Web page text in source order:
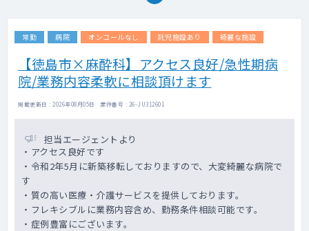
常勤 病院 オンコールなし 託児施設あり 綺麗な施設
【徳島市×麻酔科】アクセス良好/急性期病
院/業務内容柔軟に相談頂けます
掲載更新日 : 2026年08月05日 案件番号 : 26-JU312601
担当エージェントより
・アクセス良好です
・令和2年5月に新築移転しておりますので、大変綺麗な病院で
す
・質の高い医療・介護サービスを提供しております。
・フレキシブルに業務内容含め、勤務条件相談可能です。
・症例豊富にございます。